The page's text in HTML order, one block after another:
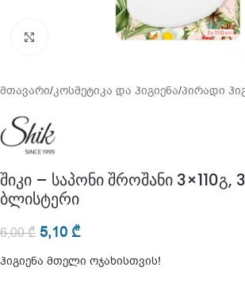
მთავარი/კოსმეტიკა და ჰიგიენა/პირადი
შიკი – საპონი შროშანი 3×110გ,
ბლისტერი
6,00₾ 5,10 ₾
ჰიგიენა მთელი ოჯახისთვის!